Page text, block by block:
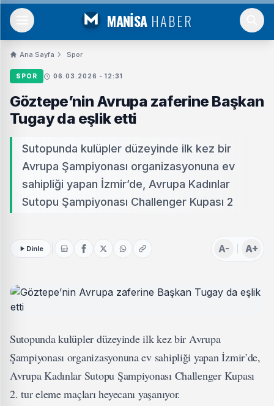
MANİSA HABER
Ana Sayfa Spor
SPOR 06.03.2026 - 12:31
Göztepe’nin Avrupa zaferine Başkan
Tugay da eşlik etti
Sutopunda kulüpler düzeyinde ilk kez bir
Avrupa Şampiyonası organizasyonuna ev
sahipliği yapan İzmir’de, Avrupa Kadınlar
Sutopu Şampiyonası Challenger Kupası 2
Dinle A- A+
Sutopunda kulüpler düzeyinde ilk kez bir Avrupa
Şampiyonası organizasyonuna ev sahipliği yapan İzmir’de,
Avrupa Kadınlar Sutopu Şampiyonası Challenger Kupası
2. tur eleme maçları heyecanı yaşanıyor.